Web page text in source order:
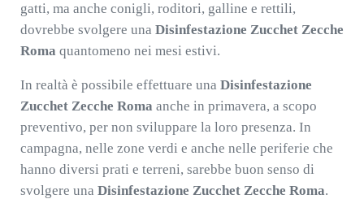
gatti, ma anche conigli, roditori, galline e rettili,
dovrebbe svolgere una Disinfestazione Zucchet Zecche
Roma quantomeno nei mesi estivi.
In realtà è possibile effettuare una Disinfestazione
Zucchet Zecche Roma anche in primavera, a scopo
preventivo, per non sviluppare la loro presenza. In
campagna, nelle zone verdi e anche nelle periferie che
hanno diversi prati e terreni, sarebbe buon senso di
svolgere una Disinfestazione Zucchet Zecche Roma.